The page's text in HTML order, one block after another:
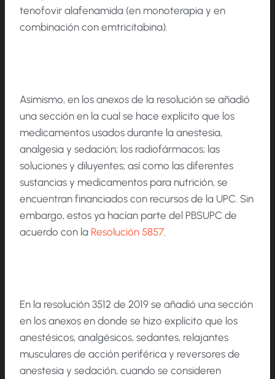
tenofovir alafenamida (en monoterapia y en
combinación con emtricitabina).
Asimismo, en los anexos de la resolución se añadió
una sección en la cual se hace explícito que los
medicamentos usados durante la anestesia,
analgesia y sedación; los radiofármacos; las
soluciones y diluyentes; así como las diferentes
sustancias y medicamentos para nutrición, se
encuentran financiados con recursos de la UPC. Sin
embargo, estos ya hacían parte del PBSUPC de
acuerdo con la Resolución 5857.
En la resolución 3512 de 2019 se añadió una sección
en los anexos en donde se hizo explícito que los
anestésicos, analgésicos, sedantes, relajantes
musculares de acción periférica y reversores de
anestesia y sedación, cuando se consideren